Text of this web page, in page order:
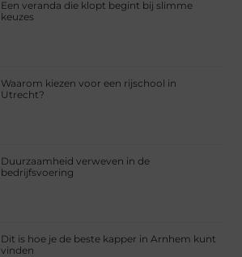
Een veranda die klopt begint bij slimme
keuzes
Waarom kiezen voor een rijschool in
Utrecht?
Duurzaamheid verweven in de
bedrijfsvoering
Dit is hoe je de beste kapper in Arnhem kunt
vinden